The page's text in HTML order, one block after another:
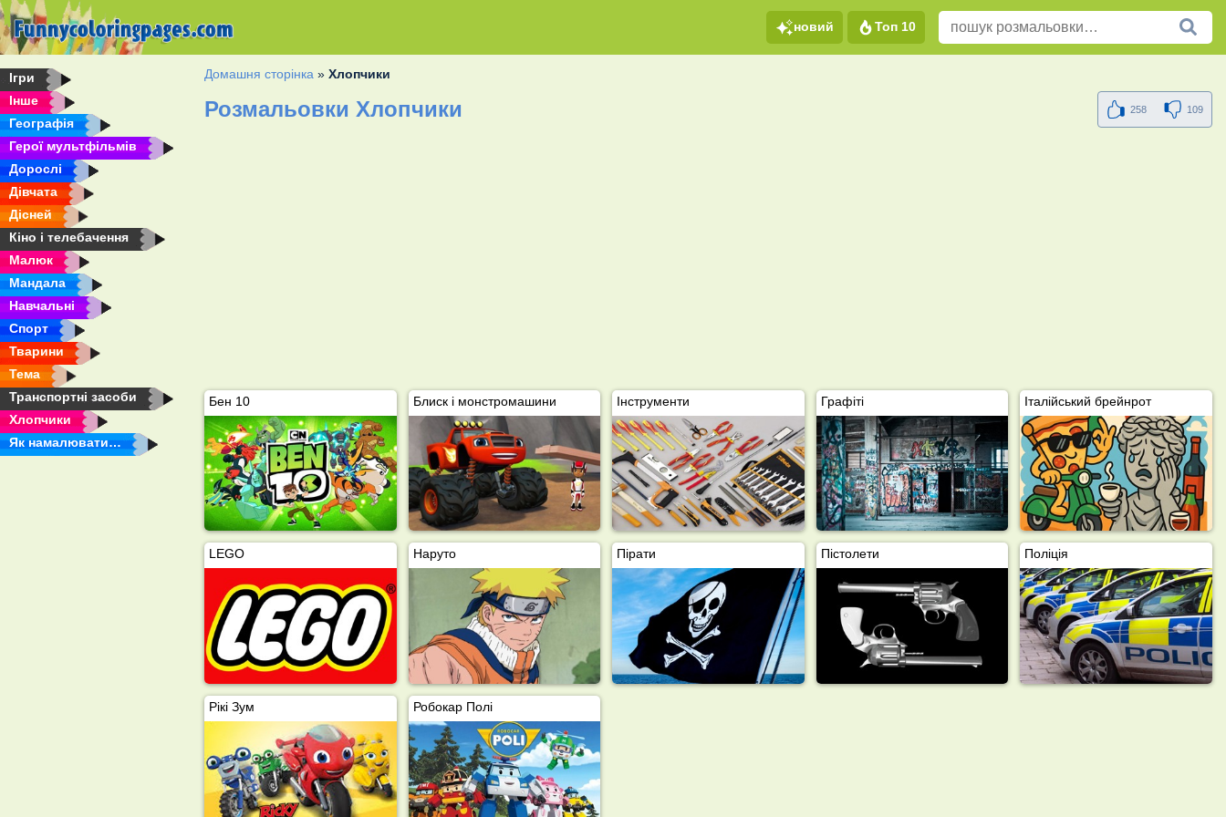
новий Топ 10
Ігри
Інше
Географія
Герої мультфільмів
Дорослі
Дівчата
Дісней
Кіно і телебачення
Малюк
Мандала
Навчальні
Спорт
Тварини
Тема
Транспортні засоби
Хлопчики
Як намалювати…
Домашня сторінка »Хлопчики
Розмальовки Хлопчики 258 109
Бен 10 Блиск і монстромашини Інструменти Графіті Італійський брейнрот
LEGO Наруто Пірати Пістолети Поліція
Рікі Зум Робокар Полі